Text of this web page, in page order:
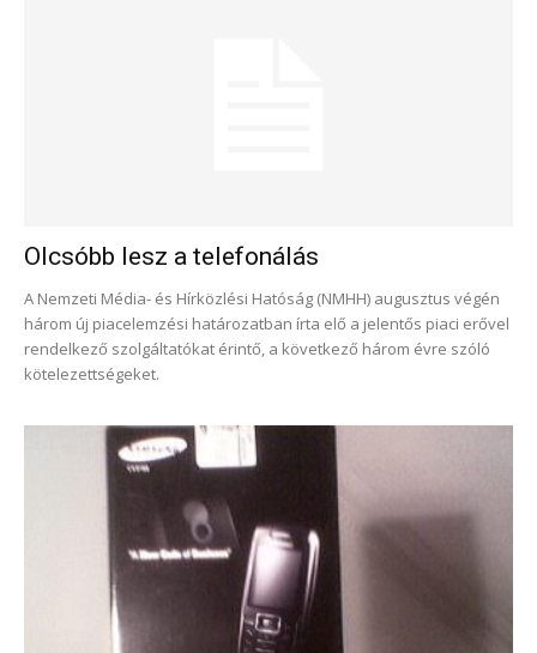
Olcsóbb lesz a telefonálás
A Nemzeti Média- és Hírközlési Hatóság (NMHH) augusztus végén
három új piacelemzési határozatban írta elő a jelentős piaci erővel
rendelkező szolgáltatókat érintő, a következő három évre szóló
kötelezettségeket.